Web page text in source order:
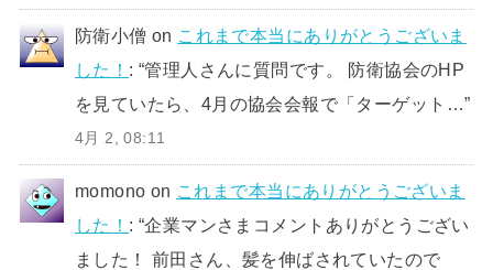
防衛小僧 on これまで本当にありがとうございま
した！ : “管理人さんに質問です。 防衛協会のHP
を見ていたら、4月の協会会報で「ターゲット…”
4月 2, 08:11
momono on これまで本当にありがとうございま
した！ : “企業マンさまコメントありがとうござい
ました！ 前田さん、髪を伸ばされていたので